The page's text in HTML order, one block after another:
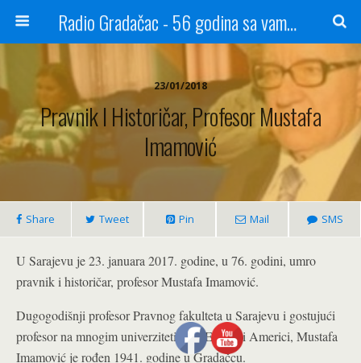
Radio Gradačac - 56 godina sa vama...
23/01/2018
Pravnik I Historičar, Profesor Mustafa
Imamović
Share Tweet Pin Mail SMS
U Sarajevu je 23. januara 2017. godine, u 76. godini, umro
pravnik i historičar, profesor Mustafa Imamović.
Dugogodišnji profesor Pravnog fakulteta u Sarajevu i gostujući
profesor na mnogim univerzitetima u Evropi i Americi, Mustafa
Imamović je rođen 1941. godine u Gradačcu.